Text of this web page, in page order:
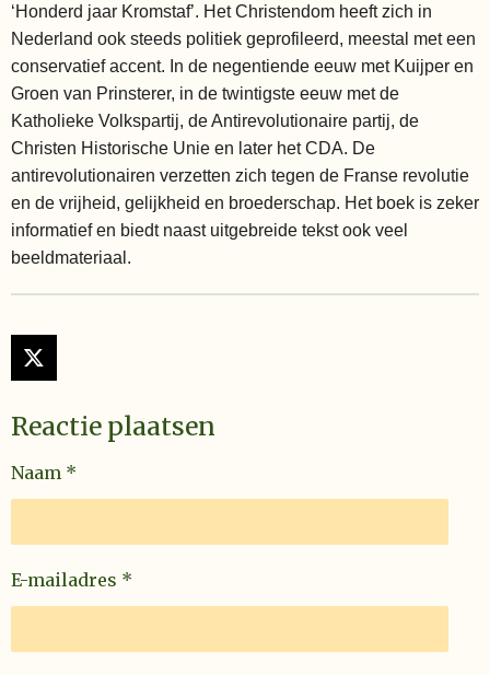
‘Honderd jaar Kromstaf’. Het Christendom heeft zich in
Nederland ook steeds politiek geprofileerd, meestal met een
conservatief accent. In de negentiende eeuw met Kuijper en
Groen van Prinsterer, in de twintigste eeuw met de
Katholieke Volkspartij, de Antirevolutionaire partij, de
Christen Historische Unie en later het CDA. De
antirevolutionairen verzetten zich tegen de Franse revolutie
en de vrijheid, gelijkheid en broederschap. Het boek is zeker
informatief en biedt naast uitgebreide tekst ook veel
beeldmateriaal.
X
Reactie plaatsen
Naam *
E-mailadres *